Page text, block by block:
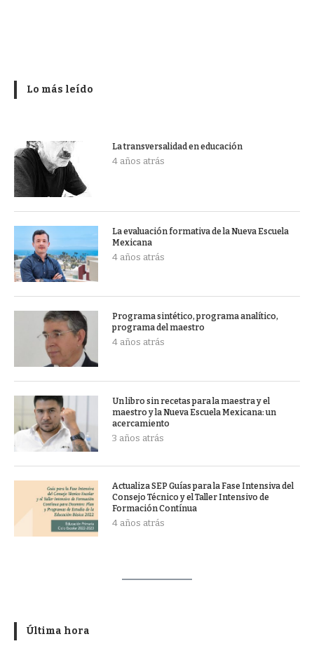
Lo más leído
La transversalidad en educación
4 años atrás
La evaluación formativa de la Nueva Escuela
Mexicana
4 años atrás
Programa sintético, programa analítico,
programa del maestro
4 años atrás
Un libro sin recetas para la maestra y el
maestro y la Nueva Escuela Mexicana: un
acercamiento
3 años atrás
Actualiza SEP Guías para la Fase Intensiva del
Consejo Técnico y el Taller Intensivo de
Formación Contínua
4 años atrás
Última hora